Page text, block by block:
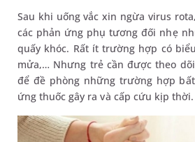
Sau khi uống vắc xin ngừa virus
các phản ứng phụ tương đối nhẹ
quấy khóc. Rất ít trường hợp có
mửa,… Nhưng trẻ cần được theo
để đề phòng những trường hợp
ứng thuốc gây ra và cấp cứu kịp thời.